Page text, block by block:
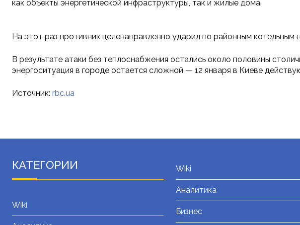
как объекты энергетической инфраструктуры, так и жилые дома.
На этот раз противник целенаправленно ударил по районным котельным
В результате атаки без теплоснабжения остались около половины
энергоситуация в городе остается сложной — 12 января в Киеве
Источник: rbc.ua
КАТЕГОРИИ
Wiki
Wiki
Аналитика
Бизнес